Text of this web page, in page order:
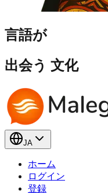
言語が
出会う 文化
JA
ホーム
ログイン
登録